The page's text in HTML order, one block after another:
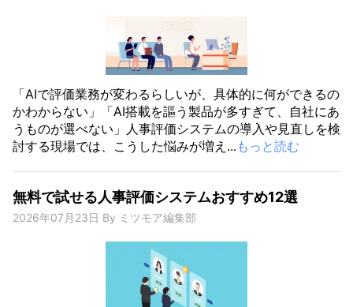
「AIで評価業務が変わるらしいが、具体的に何ができるの
かわからない」「AI搭載を謳う製品が多すぎて、自社にあ
うものが選べない」人事評価システムの導入や見直しを検
討する現場では、こうした悩みが増え... もっと読む
無料で試せる人事評価システムおすすめ12選
2026年07月23日 By ミツモア編集部